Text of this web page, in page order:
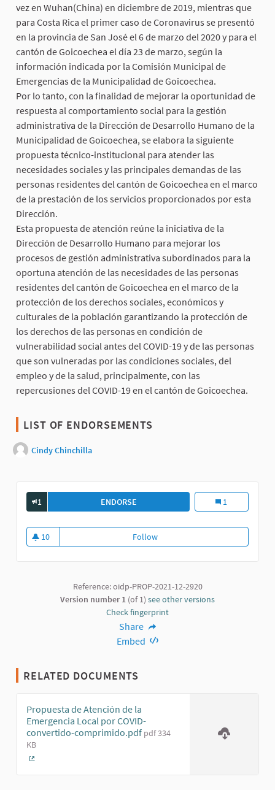
vez en Wuhan(China) en diciembre de 2019, mientras que
para Costa Rica el primer caso de Coronavirus se presentó
en la provincia de San José el 6 de marzo del 2020 y para el
cantón de Goicoechea el día 23 de marzo, según la
información indicada por la Comisión Municipal de
Emergencias de la Municipalidad de Goicoechea.
Por lo tanto, con la finalidad de mejorar la oportunidad de
respuesta al comportamiento social para la gestión
administrativa de la Dirección de Desarrollo Humano de la
Municipalidad de Goicoechea, se elabora la siguiente
propuesta técnico-institucional para atender las
necesidades sociales y las principales demandas de las
personas residentes del cantón de Goicoechea en el marco
de la prestación de los servicios proporcionados por esta
Dirección.
Esta propuesta de atención reúne la iniciativa de la
Dirección de Desarrollo Humano para mejorar los
procesos de gestión administrativa subordinados para la
oportuna atención de las necesidades de las personas
residentes del cantón de Goicoechea en el marco de la
protección de los derechos sociales, económicos y
culturales de la población garantizando la protección de
los derechos de las personas en condición de
vulnerabilidad social antes del COVID-19 y de las personas
que son vulneradas por las condiciones sociales, del
empleo y de la salud, principalmente, con las
repercusiones del COVID-19 en el cantón de Goicoechea.
LIST OF ENDORSEMENTS
Cindy Chinchilla
1 ENDORSE PROPUESTA DE ATENCIÓN DE LA
Propuesta de
1
10
10 followers
FollowPropuesta de Atención de la
Reference: oidp-PROP-2021-12-2920
Version number 1 (of 1) see other versions
Check fingerprint
Share
Embed
RELATED DOCUMENTS
Propuesta de Atención de la
Emergencia Local por COVID-
convertido-comprimido.pdf pdf 334
KB